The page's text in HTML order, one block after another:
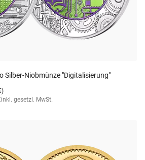
Silber-Niobmünze "Digitalisierung"
inkl. gesetzl. MwSt.